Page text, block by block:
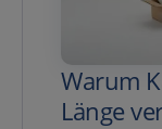
Warum
Länge